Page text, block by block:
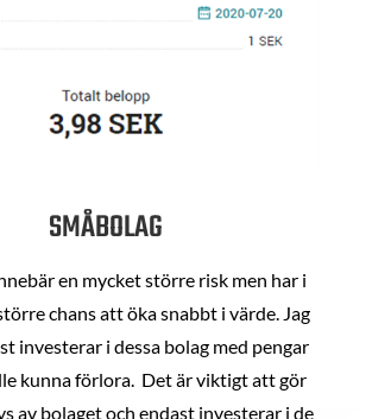
SMÅBOLAG
en mycket större risk men har i
chans att öka snabbt i värde. Jag
investerar i dessa bolag med pengar
kunna förlora. Det är viktigt att gör
av bolaget och endast investerar i de